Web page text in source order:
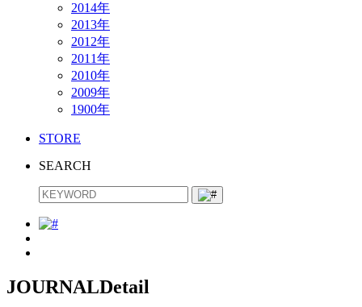
2014年
2013年
2012年
2011年
2010年
2009年
1900年
STORE
SEARCH
JOURNALDetail